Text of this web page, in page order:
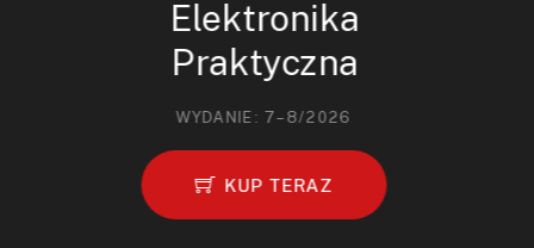
Elektronika
Praktyczna
WYDANIE: 7–8/2026
KUP TERAZ